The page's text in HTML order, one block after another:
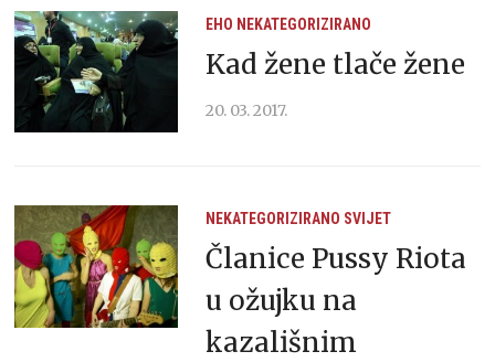
EHO NEKATEGORIZIRANO
Kad žene tlače žene
20. 03. 2017.
NEKATEGORIZIRANO SVIJET
Članice Pussy Riota
u ožujku na
kazališnim